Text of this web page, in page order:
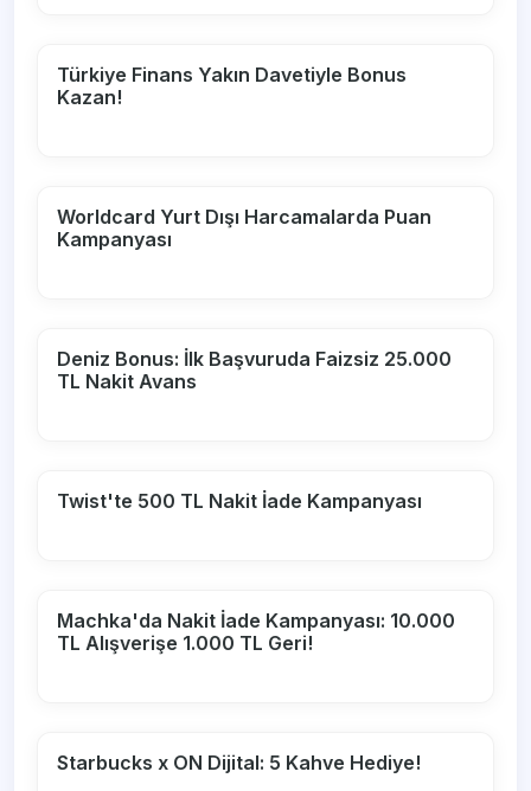
Türkiye Finans Yakın Davetiyle Bonus
Kazan!
Worldcard Yurt Dışı Harcamalarda Puan
Kampanyası
Deniz Bonus: İlk Başvuruda Faizsiz 25.000
TL Nakit Avans
Twist'te 500 TL Nakit İade Kampanyası
Machka'da Nakit İade Kampanyası: 10.000
TL Alışverişe 1.000 TL Geri!
Starbucks x ON Dijital: 5 Kahve Hediye!